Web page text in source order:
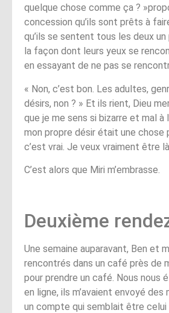
quelque chose comme ça ?
concession qu’ils sont prêts à
qu’ils se sentent tous les deux un
la façon dont leurs yeux se
en essayant de ne pas se
« Non, c’est bon. Les adultes,
désirs, non ? » Et ils rient, Dieu
que je me sens si bizarre et mal à
mon propre désir était une chose
c’est vrai. Je veux vraiment être là.
C’est alors que Miri m’embrasse.
Deuxième
Une semaine auparavant, Ben et
rencontrés dans un café près de
pour prendre un café. Nous nous
en ligne, ils m’avaient envoyé des
un compte qui semblait être celui